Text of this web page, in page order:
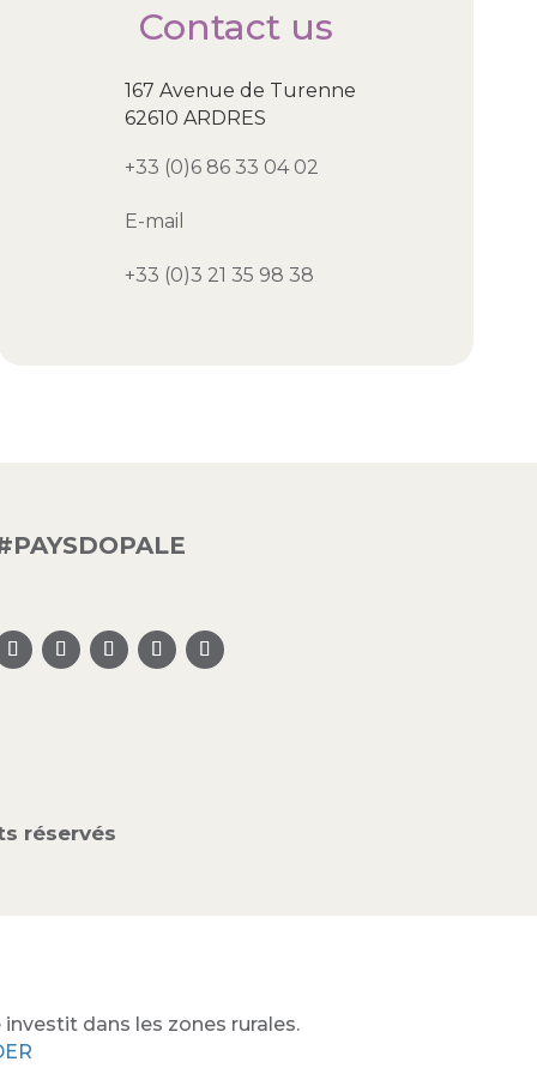
Contact us
167 Avenue de Turenne
62610 ARDRES
+33 (0)6 86 33 04 02
E-mail
+33 (0)3 21 35 98 38
réservés
dans les zones rurales.